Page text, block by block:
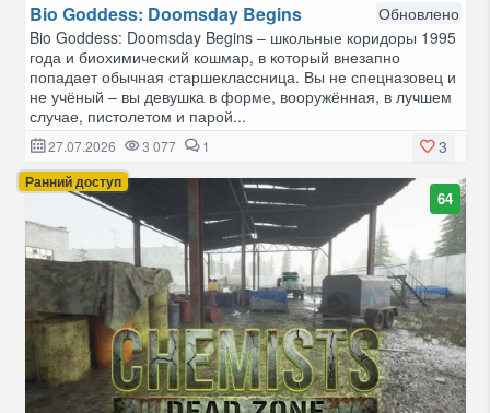
Bio Goddess: Doomsday Begins
Обновлено
Bio Goddess: Doomsday Begins – школьные коридоры 1995
года и биохимический кошмар, в который внезапно
попадает обычная старшеклассница. Вы не спецназовец и
не учёный – вы девушка в форме, вооружённая, в лучшем
случае, пистолетом и парой...
3
27.07.2026 3 077 1
Ранний доступ
64